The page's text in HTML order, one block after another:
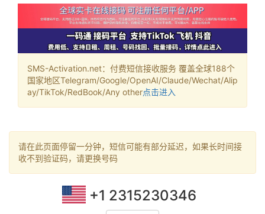
SMS-Activation.net：付费短信接收服务 覆盖全球188个
国家地区Telegram/Google/OpenAI/Claude/Wechat/Alip
ay/TikTok/RedBook/Any other点击进入
请在此页面停留一分钟，短信可能有部分延迟，如果长时间接
收不到验证码，请更换号码
+1 2315230346